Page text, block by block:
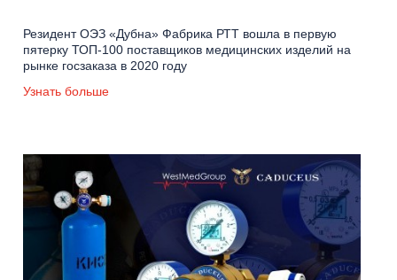
Резидент ОЭЗ «Дубна» Фабрика РТТ вошла в первую
пятерку ТОП-100 поставщиков медицинских изделий на
рынке госзаказа в 2020 году
Узнать больше